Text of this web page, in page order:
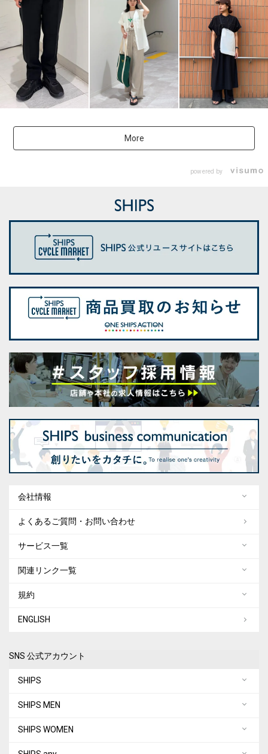
More
powered by
会社情報
よくあるご質問・お問い合わせ
サービス一覧
関連リンク一覧
規約
ENGLISH
SNS 公式アカウント
SHIPS
SHIPS MEN
SHIPS WOMEN